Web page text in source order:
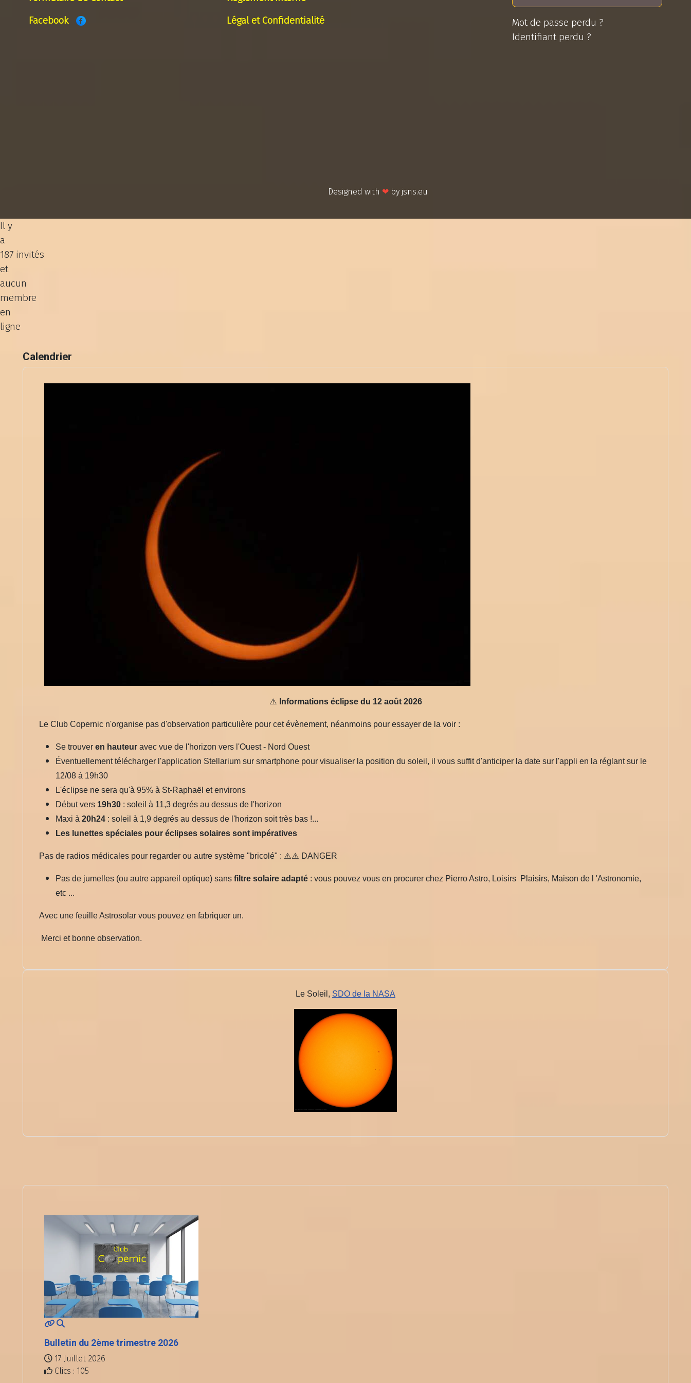
Calendrier
⚠️ Informations éclipse du 12 août 2026
Le Club Copernic n'organise pas d'observation particulière pour cet évènement, néanmoins pour essayer de la voir :
Se trouver en hauteur avec vue de l'horizon vers l'Ouest - Nord Ouest
Éventuellement télécharger l'application Stellarium sur smartphone pour visualiser la position du soleil, il vous suffit d'anticiper la date sur l'appli en la réglant sur le
12/08 à 19h30
L'éclipse ne sera qu'à 95% à St-Raphaël et environs
Début vers 19h30 : soleil à 11,3 degrés au dessus de l'horizon
Maxi à 20h24 : soleil à 1,9 degrés au dessus de l'horizon soit très bas !...
Les lunettes spéciales pour éclipses solaires sont impératives
Pas de radios médicales pour regarder ou autre système "bricolé" : ⚠️⚠️ DANGER
Pas de jumelles (ou autre appareil optique) sans filtre solaire adapté : vous pouvez vous en procurer chez Pierro Astro, Loisirs Plaisirs, Maison de l 'Astronomie,
etc ...
Avec une feuille Astrosolar vous pouvez en fabriquer un.
Merci et bonne observation.
Le Soleil, SDO de la NASA
Bulletin du 2ème trimestre 2026
17 Juillet 2026
Clics : 105
Facebook
Légal et Confidentialité
Designed with ❤ by jsns.eu
Mot de passe perdu ?
Identifiant perdu ?
Il y
a
187 invités
et
aucun
membre
en
ligne